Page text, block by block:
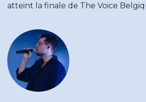
atteint la finale de The Voice